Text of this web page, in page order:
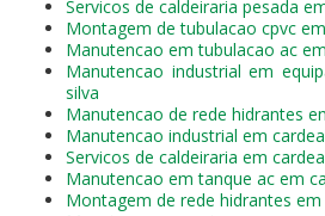
Servicos de caldeiraria pesada
Montagem de tubulacao cpvc
Manutencao em tubulacao ac
Manutencao industrial em
silva
Manutencao de rede hidrantes
Manutencao industrial em
Servicos de caldeiraria em
Manutencao em tanque ac em
Montagem de rede hidrantes em